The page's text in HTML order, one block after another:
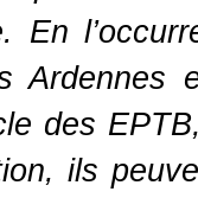
En
des
ils